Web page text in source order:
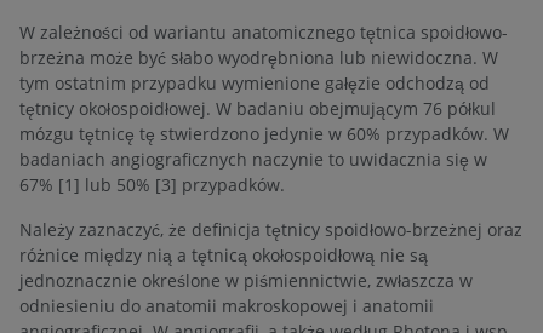
W zależności od wariantu anatomicznego tętnica spoidłowo-
brzeżna może być słabo wyodrębniona lub niewidoczna. W
tym ostatnim przypadku wymienione gałęzie odchodzą od
tętnicy okołospoidłowej. W badaniu obejmującym 76 półkul
mózgu tętnicę tę stwierdzono jedynie w 60% przypadków. W
badaniach angiograficznych naczynie to uwidacznia się w
67% [1] lub 50% [3] przypadków.
Należy zaznaczyć, że definicja tętnicy spoidłowo-brzeżnej oraz
różnice między nią a tętnicą okołospoidłową nie są
jednoznacznie określone w piśmiennictwie, zwłaszcza w
odniesieniu do anatomii makroskopowej i anatomii